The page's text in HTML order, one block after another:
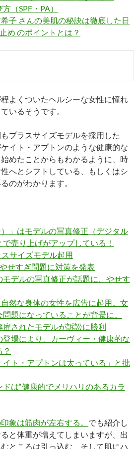
（SPF・PA）
子 さんの美肌の秘訣は徹底した日
め のポイントとは？
よくついたヘルシーな女性に憧れ
いるそうです。
プラスサイズモデルを採用した
イト・アプトンのような健康的な
めたことからもわかるように、時
へとシフトしている、もしくはシ
のがわかります。
）」はモデルの写真修正（デジタル
売り上げがアップしている！
サイズモデル起用
せすぎ問題に対策を発表
デルの写真修正が話題に、やせす
然な身体の女性を広告に起用。女
題になっていることが背景に。
されたモデルが訴訟に勝利
場により、カーヴィー・健康的な
イト・アプトンは太っている」と批
は“健康的でメリハリのあるカラ
象は筋肉が左右する。 でも紹介し
と体重が増えてしまいますが、出
ところは引っ込む、そして肌にハ